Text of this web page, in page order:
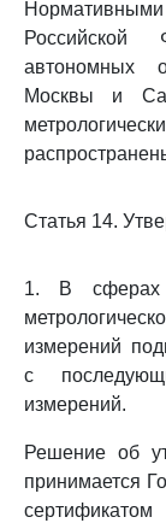
Российской
автономных
Москвы и
Статья 14.
1. В сферах
измерений
с
измерений.
Решение об
принимается